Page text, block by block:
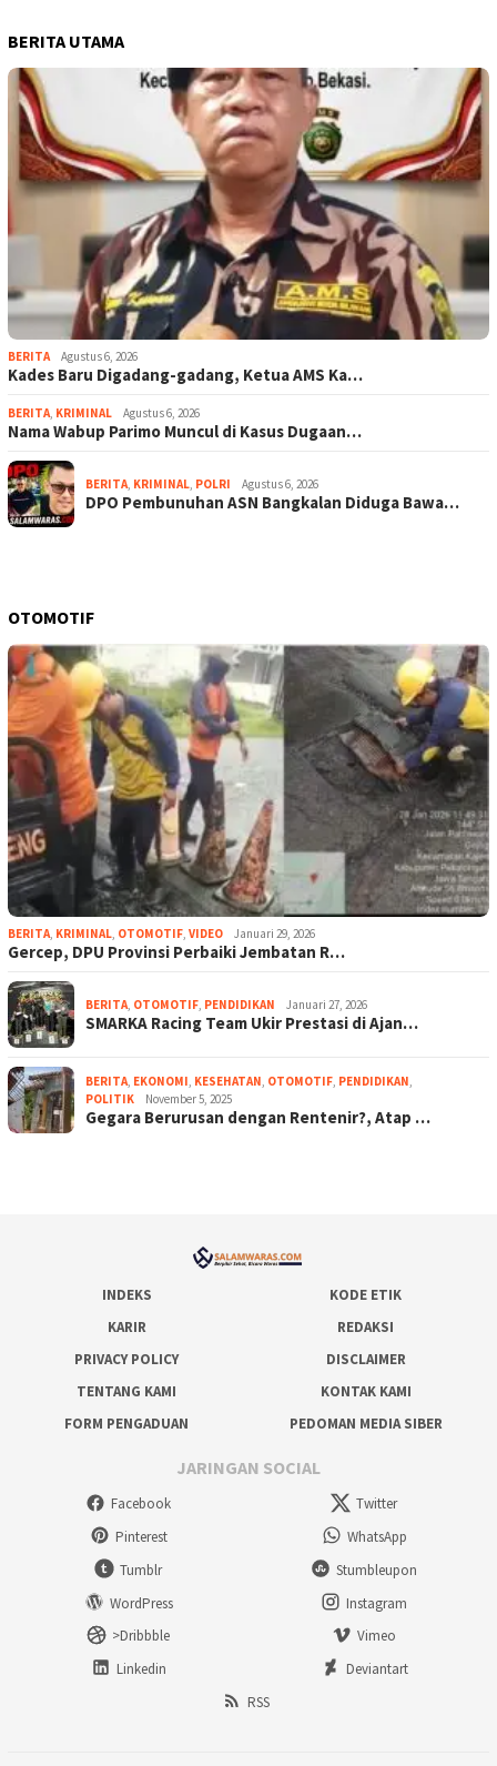
BERITA UTAMA
BERITA Agustus 6, 2026
Kades Baru Digadang-gadang, Ketua AMS Ka…
BERITA, KRIMINAL Agustus 6, 2026
Nama Wabup Parimo Muncul di Kasus Dugaan…
BERITA, KRIMINAL, POLRI Agustus 6, 2026
DPO Pembunuhan ASN Bangkalan Diduga Bawa…
OTOMOTIF
BERITA, KRIMINAL, OTOMOTIF, VIDEO Januari 29, 2026
Gercep, DPU Provinsi Perbaiki Jembatan R…
BERITA, OTOMOTIF, PENDIDIKAN Januari 27, 2026
SMARKA Racing Team Ukir Prestasi di Ajan…
BERITA, EKONOMI, KESEHATAN, OTOMOTIF, PENDIDIKAN,
POLITIK
November 5, 2025
Gegara Berurusan dengan Rentenir?, Atap …
INDEKS
KODE ETIK
KARIR
REDAKSI
PRIVACY POLICY
DISCLAIMER
TENTANG KAMI
KONTAK KAMI
FORM PENGADUAN
PEDOMAN MEDIA SIBER
JARINGAN SOCIAL
Facebook
Twitter
Pinterest
WhatsApp
Tumblr
Stumbleupon
WordPress
Instagram
>Dribbble
Vimeo
Linkedin
Deviantart
RSS